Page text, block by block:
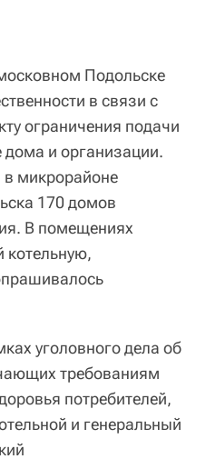
Подольске
в связи с
ограничения подачи
дома и организации.
в микрорайоне
170 домов
В помещениях
уголовного дела об
требованиям
потребителей,
и генеральный